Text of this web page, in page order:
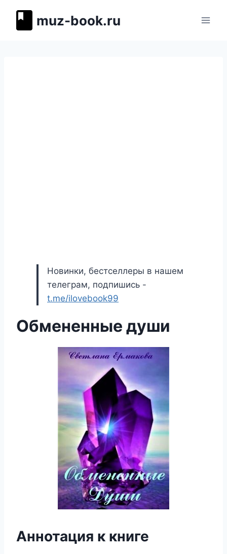
muz-book.ru
Новинки, бестселлеры в нашем
телеграм, подпишись -
t.me/ilovebook99
Обмененные души
Аннотация к книге